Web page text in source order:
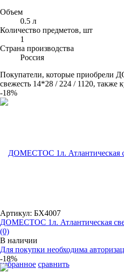
Объем
0.5 л
Количество предметов, шт
1
Страна производства
Россия
Покупатели, которые
свежесть 14*28 / 224 / 1120, также
-18%
избранное сравнить
Артикул: БХ4007
ДОМЕСТОС 1л. Атлантическая
(0)
В наличии
Для покупки необходима
-18%